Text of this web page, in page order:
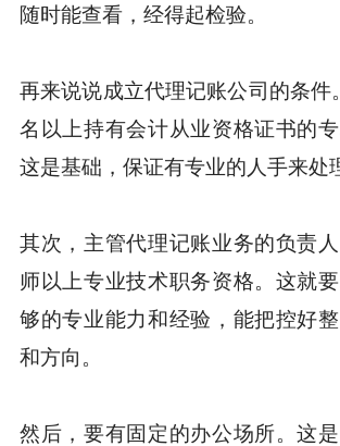
随时能查看，经得起检验。
再来说说成立代理记账公司的条件
名以上持有会计从业资格证书的专
这是基础，保证有专业的人手来处
其次，主管代理记账业务的负责
师以上专业技术职务资格。这就
够的专业能力和经验，能把控好
和方向。
然后，要有固定的办公场所。这